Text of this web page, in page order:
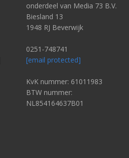
onderdeel van Media 73 B.V.
Biesland 13
1948 RJ Beverwijk
0251-748741
[email protected]
KvK nummer: 61011983
BTW nummer:
NL854164637B01